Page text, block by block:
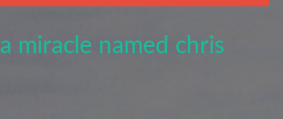
a miracle named chris